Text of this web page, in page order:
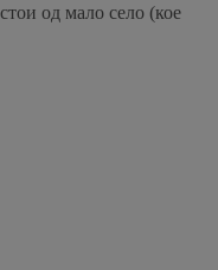
од мало село (кое